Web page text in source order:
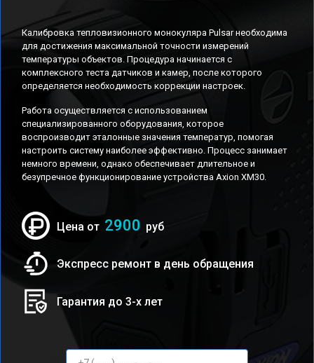
Калибровка тепловизионного монокуляра Pulsar необходима
для достижения максимальной точности измерений
температуры объектов. Процедура начинается с
комплексного теста датчиков и камер, после которого
определяется необходимость коррекции настроек.
Работа осуществляется с использованием
специализированного оборудования, которое
воспроизводит эталонные значения температур, помогая
настроить систему наиболее эффективно. Процесс занимает
немного времени, однако обеспечивает длительное и
безупречное функционирование устройства Axion XM30.
Цена от 2900 руб
Экспресс ремонт в день обращения
Гарантия до 3-х лет